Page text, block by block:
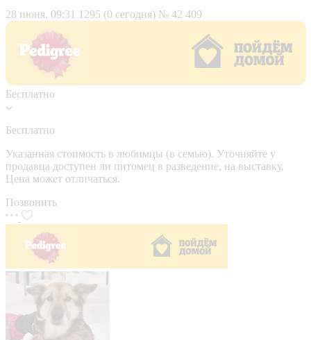
28 июня, 09:31 1295 (0 сегодня) № 42 409
Бесплатно
Бесплатно
Указанная стоимость в любимцы (в семью). Уточняйте у
продавца доступен ли питомец в разведение, на выставку.
Цена может отличаться.
Позвонить